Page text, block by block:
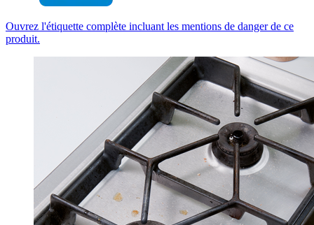
Ouvrez l'étiquette complète incluant les mentions de danger de ce
produit.